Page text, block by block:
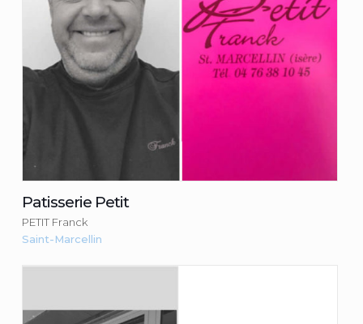
Patisserie Petit
PETIT Franck
Saint-Marcellin